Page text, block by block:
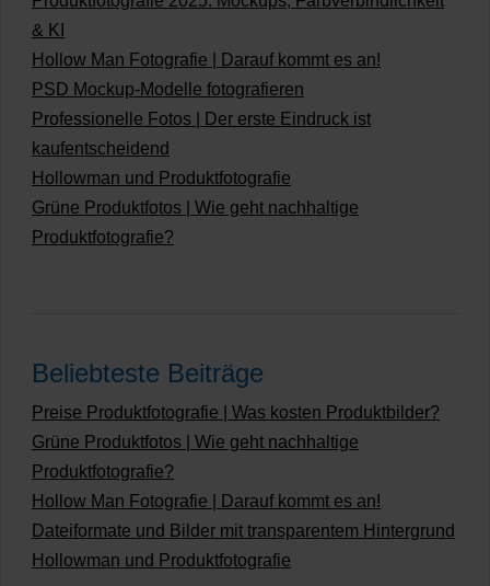
& KI
Hollow Man Fotografie | Darauf kommt es an!
PSD Mockup-Modelle fotografieren
Professionelle Fotos | Der erste Eindruck ist
kaufentscheidend
Hollowman und Produktfotografie
Grüne Produktfotos | Wie geht nachhaltige
Produktfotografie?
Beliebteste Beiträge
Preise Produktfotografie | Was kosten Produktbilder?
Grüne Produktfotos | Wie geht nachhaltige
Produktfotografie?
Hollow Man Fotografie | Darauf kommt es an!
Dateiformate und Bilder mit transparentem Hintergrund
Hollowman und Produktfotografie